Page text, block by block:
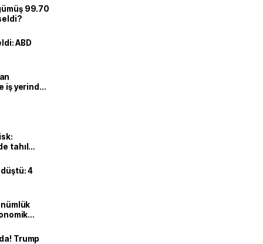
99.70
ABD
iş yerinde
tahıl
4
Trump